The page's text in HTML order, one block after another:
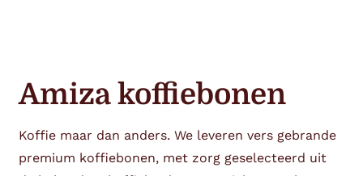
Amiza koffiebonen
Koffie maar dan anders. We leveren vers gebrande
premium koffiebonen, met zorg geselecteerd uit